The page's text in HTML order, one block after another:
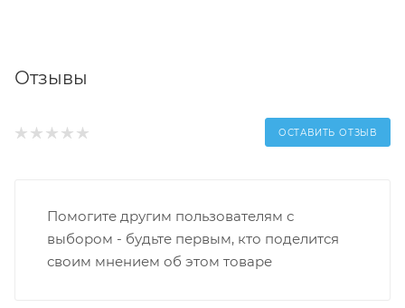
Отзывы
ОСТАВИТЬ ОТЗЫВ
Помогите другим пользователям с
выбором - будьте первым, кто поделится
своим мнением об этом товаре